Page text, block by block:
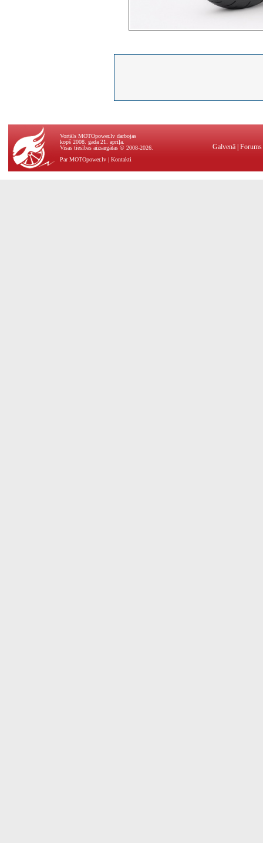
Vortāls MOTOpower.lv darbojas
kopš 2008. gada 21. aprīļa.
Visas tiesības aizsargātas © 2008-2026.
Par MOTOpower.lv | Kontakti
Galvenā Forums